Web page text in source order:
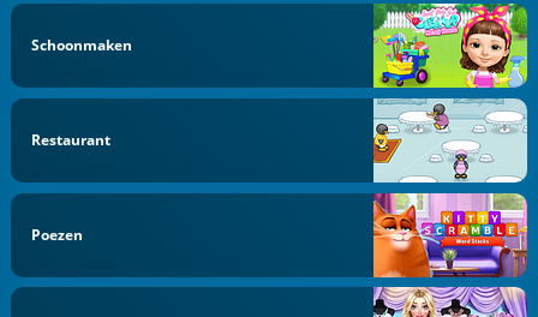
Schoonmaken
Restaurant
Poezen